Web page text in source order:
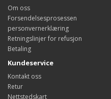
Om oss
Forsendelsesprosessen
personvernerklæring
Retningslinjer for refusjon
Betaling
Kundeservice
Kontakt oss
Retur
Nettstedskart